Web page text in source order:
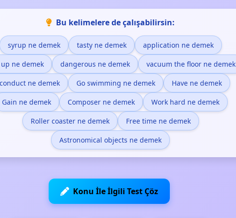
Bu kelimelere de çalışabilirsin:
syrup ne demek tasty ne demek application ne demek
ne demek dangerous ne demek vacuum the floor ne demek
ne demek Go swimming ne demek Have ne demek
Gain ne demek Composer ne demek Work hard ne demek
Roller coaster ne demek Free time ne demek
Astronomical objects ne demek
Konu İle İlgili Test Çöz